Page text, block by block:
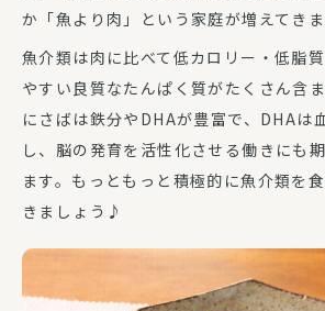
か「魚より肉」という家庭が増えてきま
魚介類は肉に比べて低カロリー・低脂
やすい良質なたんぱく質がたくさん含
にさばは鉄分やDHAが豊富で、DHAは
し、脳の発育を活性化させる働きにも
ます。もっともっと積極的に魚介類を
きましょう♪